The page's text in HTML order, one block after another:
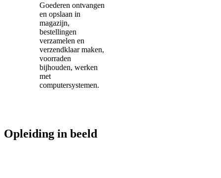
Goederen ontvangen
en opslaan in
magazijn,
bestellingen
verzamelen en
verzendklaar maken,
voorraden
bijhouden, werken
met
computersystemen.
Opleiding in beeld